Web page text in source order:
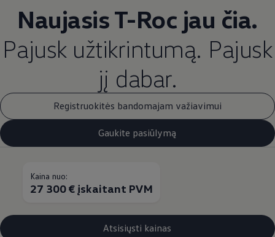
Naujasis T-Roc jau čia.
Pajusk užtikrintumą. Pajusk
jį dabar.
Registruokitės bandomajam važiavimui
Gaukite pasiūlymą
Kaina nuo:
27 300 € įskaitant PVM
Atsisiųsti kainas